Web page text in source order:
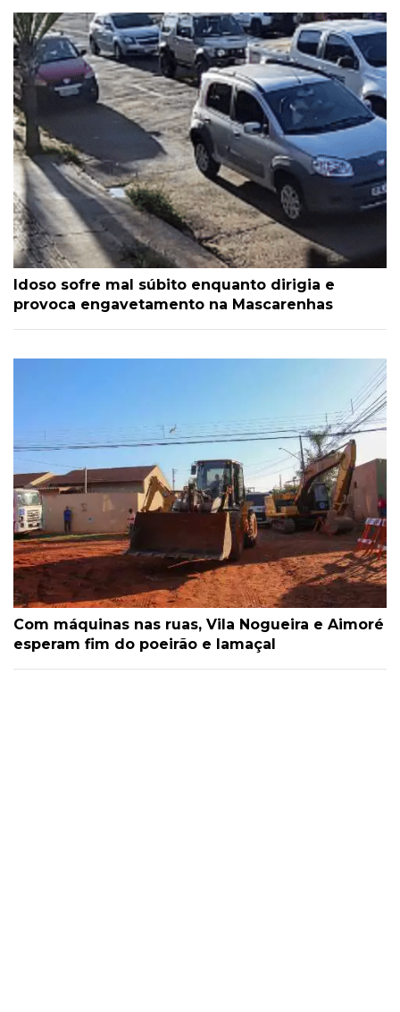
Idoso sofre mal súbito enquanto dirigia e
provoca engavetamento na Mascarenhas
Com máquinas nas ruas, Vila Nogueira e Aimoré
esperam fim do poeirão e lamaçal